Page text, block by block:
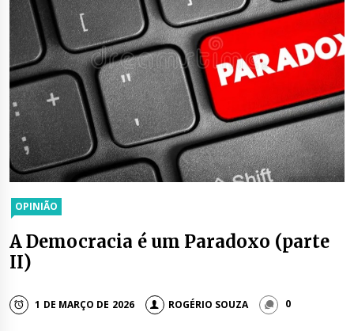
OPINIÃO
A Democracia é um Paradoxo (parte
II)
1 DE MARÇO DE 2026 ROGÉRIO SOUZA 0